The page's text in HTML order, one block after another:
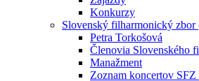
Konkurzy
Slovenský filharmonický zbor
Petra Torkošová
Členovia Slovenského
Manažment
Zoznam koncertov SFZ